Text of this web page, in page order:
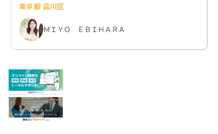
東京都 品川区
ＭＩＹＯ ＥＢＩＨＡＲＡ